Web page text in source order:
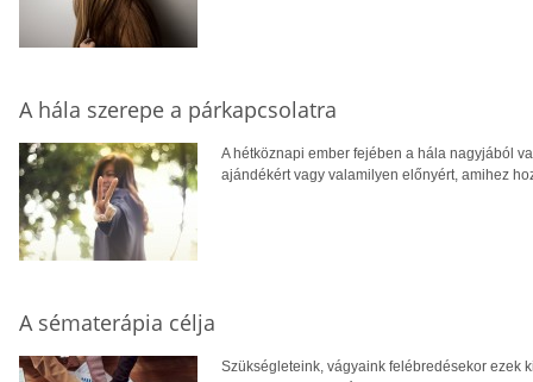
A hála szerepe a párkapcsolatra
A hétköznapi ember fejében a hála nagyjából
ajándékért vagy valamilyen előnyért, amihez
A sématerápia célja
Szükségleteink, vágyaink felébredésekor ezek